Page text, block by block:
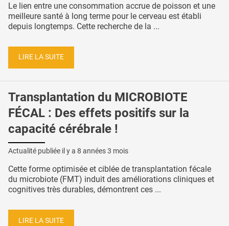
Le lien entre une consommation accrue de poisson et une
meilleure santé à long terme pour le cerveau est établi
depuis longtemps. Cette recherche de la ...
LIRE LA SUITE
Transplantation du MICROBIOTE
FÉCAL : Des effets positifs sur la
capacité cérébrale !
Actualité publiée il y a 8 années 3 mois
Cette forme optimisée et ciblée de transplantation fécale
du microbiote (FMT) induit des améliorations cliniques et
cognitives très durables, démontrent ces ...
LIRE LA SUITE